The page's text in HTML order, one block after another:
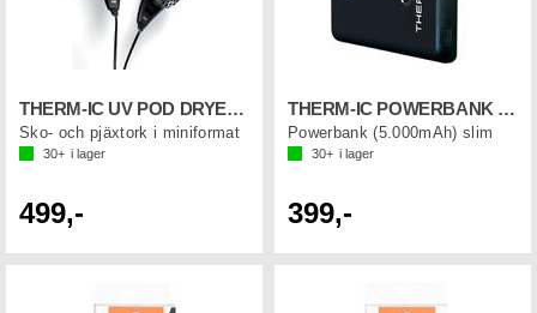
THERM-IC UV POD DRYER Svart
Sko- och pjäxtork i miniformat
30+ i lager
499,-
THERM-IC POWERBANK SLIM 5.000 mAh
Powerbank (5.000mAh) slim
30+ i lager
399,-